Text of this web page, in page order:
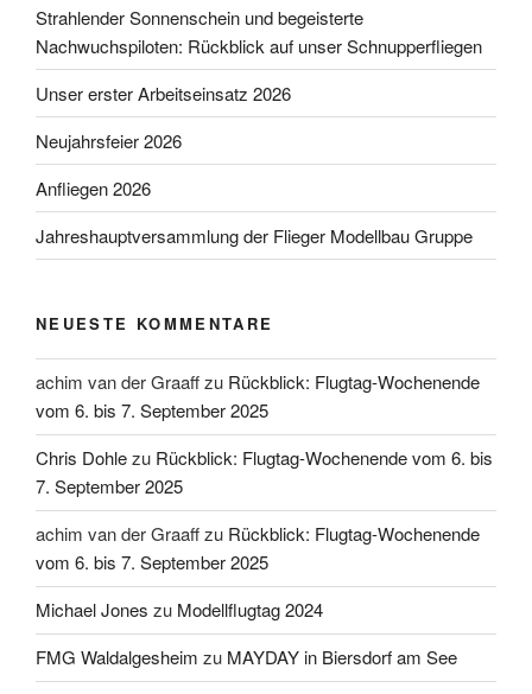
Strahlender Sonnenschein und begeisterte
Nachwuchspiloten: Rückblick auf unser Schnupperfliegen
Unser erster Arbeitseinsatz 2026
Neujahrsfeier 2026
Anfliegen 2026
Jahreshauptversammlung der Flieger Modellbau Gruppe
NEUESTE KOMMENTARE
achim van der Graaffzu Rückblick: Flugtag-Wochenende
vom 6. bis 7. September 2025
Chris Dohlezu Rückblick: Flugtag-Wochenende vom 6. bis
7. September 2025
achim van der Graaffzu Rückblick: Flugtag-Wochenende
vom 6. bis 7. September 2025
Michael Jones zu Modellflugtag 2024
FMG Waldalgesheim zu MAYDAY in Biersdorf am See